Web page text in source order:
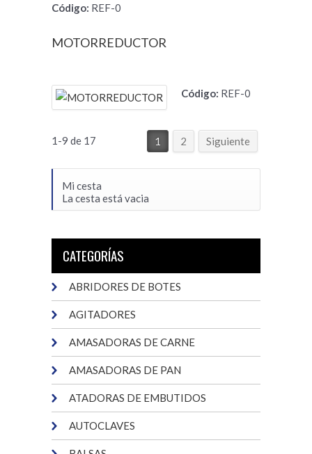
Código: REF-0
MOTORREDUCTOR
Código: REF-0
1-9 de 17 1 2 Siguiente
Mi cesta
La cesta está vacia
CATEGORÍAS
ABRIDORES DE BOTES
AGITADORES
AMASADORAS DE CARNE
AMASADORAS DE PAN
ATADORAS DE EMBUTIDOS
AUTOCLAVES